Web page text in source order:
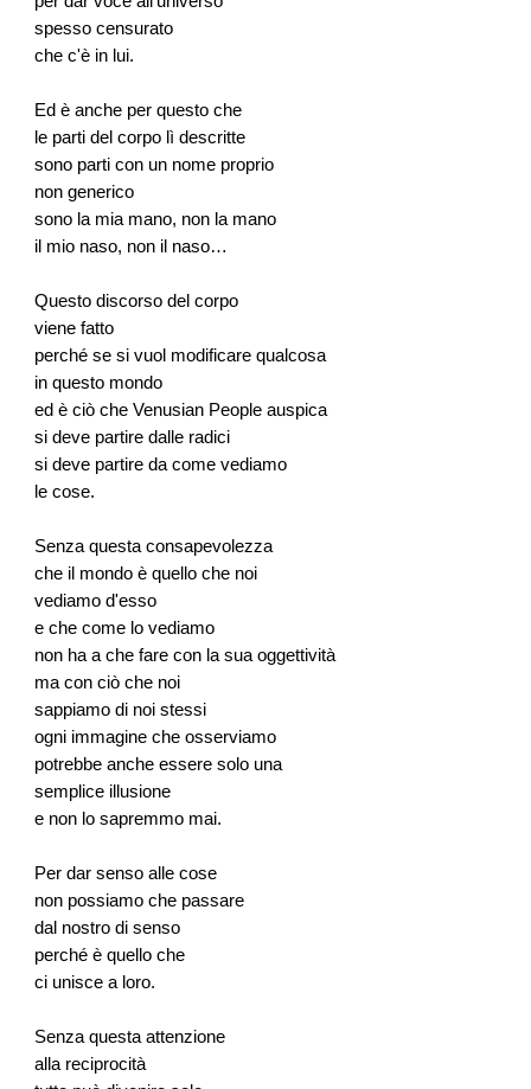
spesso censurato
che c'è in lui.
Ed è anche per questo che
le parti del corpo lì descritte
sono parti con un nome proprio
non generico
sono la mia mano, non la mano
il mio naso, non il naso…
Questo discorso del corpo
viene fatto
perché se si vuol modificare qualcosa
in questo mondo
ed è ciò che Venusian People auspica
si deve partire dalle radici
si deve partire da come vediamo
le cose.
Senza questa consapevolezza
che il mondo è quello che noi
vediamo d'esso
e che come lo vediamo
non ha a che fare con la sua oggettività
ma con ciò che noi
sappiamo di noi stessi
ogni immagine che osserviamo
potrebbe anche essere solo una
semplice illusione
e non lo sapremmo mai.
Per dar senso alle cose
non possiamo che passare
dal nostro di senso
perché è quello che
ci unisce a loro.
Senza questa attenzione
alla reciprocità